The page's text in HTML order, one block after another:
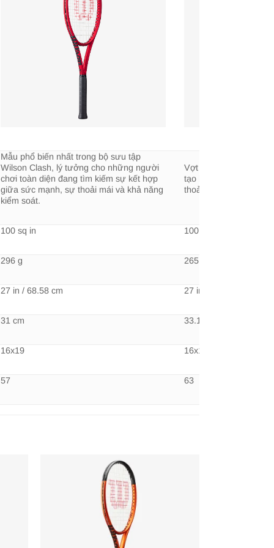
Mẫu phổ biến nhất trong bộ sưu tập
Wilson Clash, lý tưởng cho những người
chơi toàn diện đang tìm kiếm sự kết hợp
giữa sức mạnh, sự thoải mái và khả năng
kiểm soát.
Vợt siêu nhẹ, ôm sát
tạo lực cũng như khả
thoải mái.
100 sq in 100 sq in
296 g 265 g
27 in / 68.58 cm 27 in / 68.58 cm
31 cm 33.1 cm
16x19 16x19
57 63